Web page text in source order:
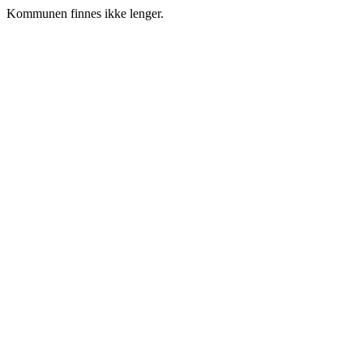
Kommunen finnes ikke lenger.